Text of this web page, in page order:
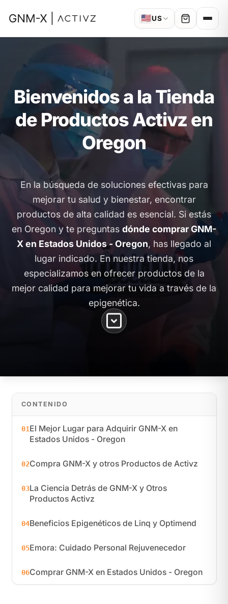
🇺🇸US
Bienvenidos a la Tienda
de Productos Activz en
Oregon
En la búsqueda de soluciones efectivas para
mejorar tu salud y bienestar, encontrar
productos de alta calidad es esencial. Si estás
en Oregon y te preguntas dónde comprar GNM-
X en Estados Unidos - Oregon, has llegado al
lugar indicado. En nuestra tienda, nos
especializamos en ofrecer productos de la
mejor calidad para mejorar tu vida a través de la
epigenética.
CONTENIDO
01El Mejor Lugar para Adquirir GNM-X en
Estados Unidos - Oregon
02Compra GNM-X y otros Productos de Activz
03La Ciencia Detrás de GNM-X y Otros
Productos Activz
04Beneficios Epigenéticos de Linq y Optimend
05Emora: Cuidado Personal Rejuvenecedor
06Comprar GNM-X en Estados Unidos - Oregon